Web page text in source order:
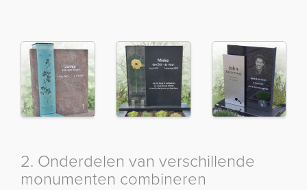
2. Onderdelen van verschillende
monumenten combineren